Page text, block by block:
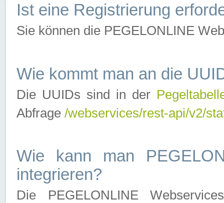
Ist eine Registrierung
Sie können die PEGELONLINE
Wie kommt man an die
Die UUIDs sind in der
Abfrage /webservices/rest-api/v2/
Wie kann man
integrieren?
Die PEGELONLINE